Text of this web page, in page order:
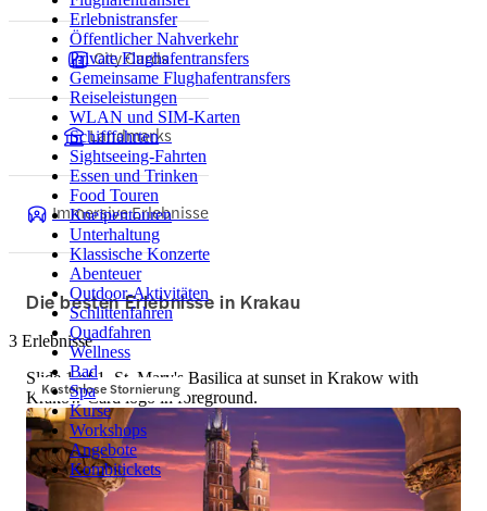
Erlebnistransfer
Öffentlicher Nahverkehr
Private Flughafentransfers
Gemeinsame Flughafentransfers
Reiseleistungen
WLAN und SIM-Karten
Schifffahrten
Sightseeing-Fahrten
Essen und Trinken
Food Touren
Kneipentouren
Unterhaltung
Klassische Konzerte
Abenteuer
Outdoor-Aktivitäten
Schlittenfahren
Quadfahren
Wellness
Bad
Spa
Kurse
Workshops
Angebote
Kombitickets
City Cards
Landmarks
Immersive Erlebnisse
Die besten Erlebnisse in Krakau
3 Erlebnisse
Kostenlose Stornierung
Slide 1 of 1, St. Mary's Basilica at sunset in Krakow with
Krakow Card logo in foreground.